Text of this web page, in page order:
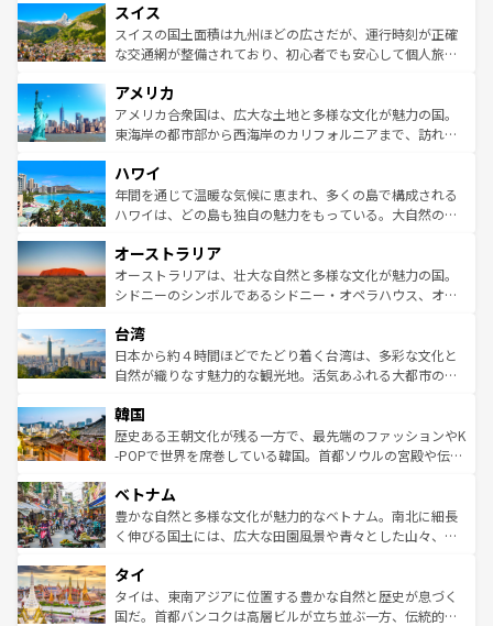
れる地方に足を運ぶとそれぞれで全く異なる文化を体験で
きるだろう。 なお、新着のフランス情報はコンテンツ一覧
を参照してほしい。
は、お酒好きな人にはぜひ体験してほしい。 なお、新着の
ドイツ情報はコンテンツ一覧を参照してほしい。
リアごとに異なる魅力がある。また、優雅なアフタヌーン
ティー、ビール好きにはたまらない英国パブ、サッカー観
戦など、本場だからこそできる体験も豊富。イギリスを旅
ンツ一覧を参照してほしい。
スイス
スイスの国土面積は九州ほどの広さだが、運行時刻が正確
な交通網が整備されており、初心者でも安心して個人旅行
の建物がそのまま残る町や、スイスならではのユニークな
博物館もあり、アルプス観光だけでなく町歩きも満喫する
ことができる。国民の所得が高いため物価も高いが、旅行
ば市内交通費無料で観光を楽しむこともできる。 なお、新
着のスイス情報はコンテンツ一覧 を参照してほしい。
アメリカ
アメリカ合衆国は、広大な土地と多様な文化が魅力の国。
東海岸の都市部から西海岸のカリフォルニアまで、訪れる
のような巨大都市は、観光、ショッピング、エンターテイ
ンメントが詰まった刺激的なスポットだ。一方、アメリカ
西部には大自然が広がり、グランドキャニオンやイエロー
部のニューオーリンズでは、音楽と美食が融合した独特の
文化が魅力。旅行者はアメリカの各地域で異なる魅力を楽
しみながら、その多様性と豊かな歴史を感じることができ
ならではの贅沢な旅のスタイルだ。 なお、新着のアメリカ
情報はコンテンツ一覧を参照してほしい。
ハワイ
年間を通じて温暖な気候に恵まれ、多くの島で構成される
ハワイは、どの島も独自の魅力をもっている。大自然の神
ワイ島は見逃せない。また、定番の観光地といえばオアフ
島だが、静かな自然を求めるならマウイ島やカウアイ島が
おすすめ。エメラルドグリーンに輝く海をはじめ、豊かな
れるおもてなしの心で訪れる人々を迎えてくれるハワイの
人々、おいしいローカルフードやハワイアンミュージッ
ク、伝統的なフラダンスなど、すべてがハワイの魅力を彩
ワイを、存分に味わってほしい。 なお、新着のハワイ情報
はコンテンツ一覧を参照してほしい。
オーストラリア
オーストラリアは、壮大な自然と多様な文化が魅力の国。
シドニーのシンボルであるシドニー・オペラハウス、オー
リアリーフや大陸中央部にそびえるウルル（エアーズロッ
ク）、タスマニアの美しい原生林やケアンズの熱帯雨林な
ど、見どころがたくさん。また、カフェやワイン、オージ
いる。アクティビティも充実しており、サーフィンやダイ
ビング、ハイキングなど、アウトドア好きにはたまらな
い。オーストラリアの多彩な魅力を存分に味わいつくそ
参照してほしい。
台湾
日本から約４時間ほどでたどり着く台湾は、多彩な文化と
自然が織りなす魅力的な観光地。活気あふれる大都市の台
ン）、静ひつな山岳地帯である台湾東部など、都市の喧騒
と山間の静けさが共存しており、訪れる人に新しい発見と
驚きをもたらしてくれる。また、奥深い台湾の食文化も魅
容にもいいと評判のスイーツなど、バラエティ豊かな料理
が味わえる。 なお、新着の台湾情報は コンテンツ一覧を参
照してほしい。
韓国
歴史ある王朝文化が残る一方で、最先端のファッションやK
-POPで世界を席巻している韓国。首都ソウルの宮殿や伝統
き、地方に足を延ばせば四季折々の自然美を楽しむことが
できる。そして、キムチや焼肉、絶品のストリートフード
まで、さまざまな韓国料理が待っている。夜には、韓国な
リティに包まれながら、韓国の多彩な魅力を心ゆくまで味
わってみてほしい。 なお、新着の韓国情報はコンテンツ一
覧を参照してほしい。
ベトナム
豊かな自然と多様な文化が魅力的なベトナム。南北に細長
く伸びる国土には、広大な田園風景や青々とした山々、世
急速な発展と共に伝統が息づく。ハノイの古い町並みやホ
ーチミン市のフランス統治時代の建物も、独特の雰囲気を
醸し出している。また、バラエティの豊かさとおいしさで
タイ
タイは、東南アジアに位置する豊かな自然と歴史が息づく
国だ。首都バンコクは高層ビルが立ち並ぶ一方、伝統的な